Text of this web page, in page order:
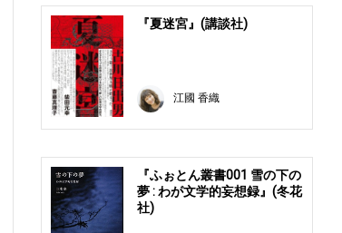
『夏迷宮』(講談社)
江國 香織
『ふぉとん叢書001 雪の下の
夢 : わが文学的妄想録』(冬花
社)